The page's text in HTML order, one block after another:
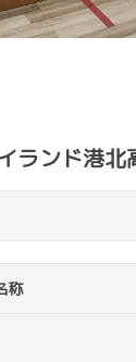
ランド港
称